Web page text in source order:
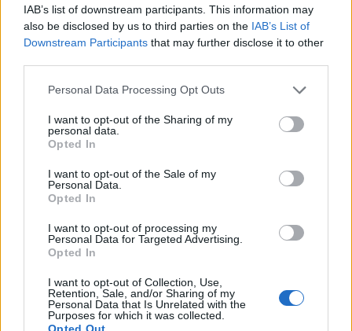
IAB’s list of downstream participants. This information may
also be disclosed by us to third parties on the IAB’s List of
Downstream Participants that may further disclose it to other
Personal Data Processing Opt Outs
I want to opt-out of the Sharing of my
personal data.
Opted In
I want to opt-out of the Sale of my
Personal Data.
Opted In
I want to opt-out of processing my
Personal Data for Targeted Advertising.
Opted In
I want to opt-out of Collection, Use,
Retention, Sale, and/or Sharing of my
Personal Data that Is Unrelated with the
Purposes for which it was collected.
Opted Out
2026. augusztus 08., szombat
Vaddisznó szaladt le a budapesti